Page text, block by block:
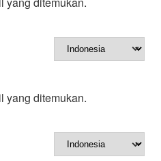
yang ditemukan.